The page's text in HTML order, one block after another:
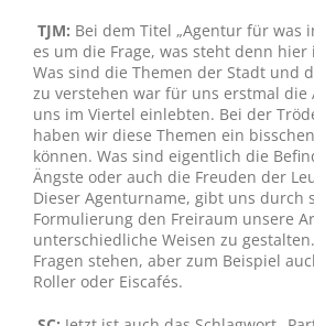
TJM: Bei dem Titel „Agentur für was
es um die Frage, was steht denn hier
Was sind die Themen der Stadt und
zu verstehen war für uns erstmal die
uns im Viertel einlebten. Bei der
haben wir diese Themen ein
können. Was sind eigentlich die
Ängste oder auch die Freuden der
Dieser Agenturname, gibt uns durch
Formulierung den Freiraum unsere
unterschiedliche Weisen zu
Fragen stehen, aber zum Beispiel
Roller oder Eiscafés.